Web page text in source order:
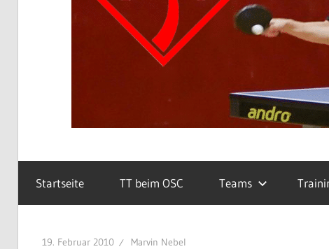
Startseite TT beim OSC Teams
19. Februar 2010 Marvin Nebel